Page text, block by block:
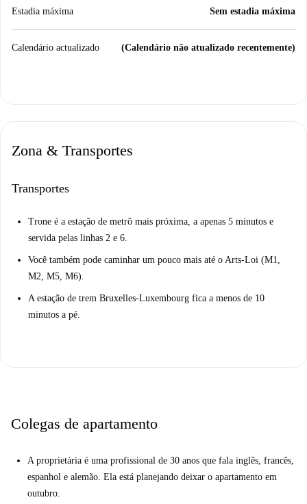
Estadia máxima Sem estadia máxima
Calendário actualizado (Calendário não atualizado recentemente)
Zona & Transportes
Transportes
Trone é a estação de metrô mais próxima, a apenas 5 minutos e
servida pelas linhas 2 e 6.
Você também pode caminhar um pouco mais até o Arts-Loi (M1,
M2, M5, M6).
A estação de trem Bruxelles-Luxembourg fica a menos de 10
minutos a pé.
Colegas de apartamento
A proprietária é uma profissional de 30 anos que fala inglês, francês,
espanhol e alemão. Ela está planejando deixar o apartamento em
outubro.